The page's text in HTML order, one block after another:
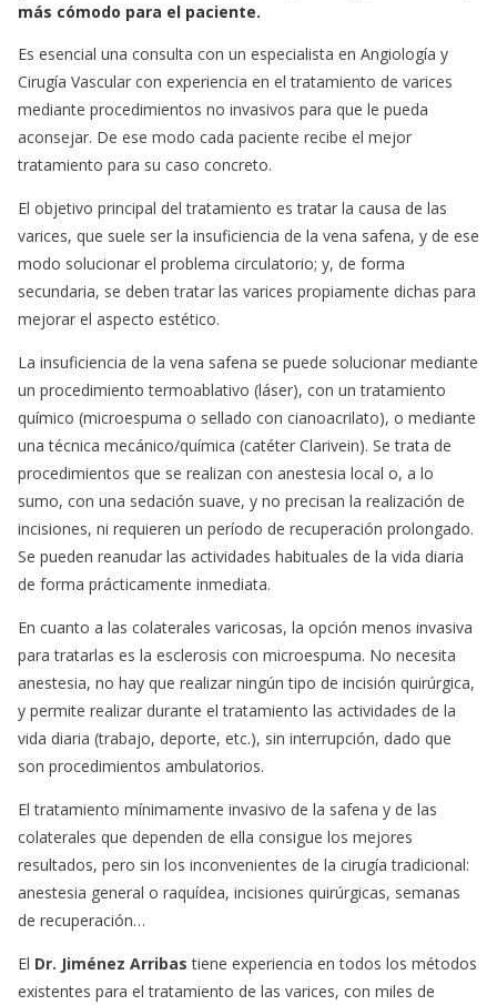
o
k
A
p
p
más cómodo para el paciente.
Es esencial una consulta con un especialista en Angiología y
Cirugía Vascular con experiencia en el tratamiento de varices
mediante procedimientos no invasivos para que le pueda
aconsejar. De ese modo cada paciente recibe el mejor
tratamiento para su caso concreto.
El objetivo principal del tratamiento es tratar la causa de las
varices, que suele ser la insuficiencia de la vena safena, y de ese
modo solucionar el problema circulatorio; y, de forma
secundaria, se deben tratar las varices propiamente dichas para
mejorar el aspecto estético.
La insuficiencia de la vena safena se puede solucionar mediante
un procedimiento termoablativo (láser), con un tratamiento
químico (microespuma o sellado con cianoacrilato), o mediante
una técnica mecánico/química (catéter Clarivein). Se trata de
procedimientos que se realizan con anestesia local o, a lo
sumo, con una sedación suave, y no precisan la realización de
incisiones, ni requieren un período de recuperación prolongado.
Se pueden reanudar las actividades habituales de la vida diaria
de forma prácticamente inmediata.
En cuanto a las colaterales varicosas, la opción menos invasiva
para tratarlas es la esclerosis con microespuma. No necesita
anestesia, no hay que realizar ningún tipo de incisión quirúrgica,
y permite realizar durante el tratamiento las actividades de la
vida diaria (trabajo, deporte, etc.), sin interrupción, dado que
son procedimientos ambulatorios.
El tratamiento mínimamente invasivo de la safena y de las
colaterales que dependen de ella consigue los mejores
resultados, pero sin los inconvenientes de la cirugía tradicional:
anestesia general o raquídea, incisiones quirúrgicas, semanas
de recuperación…
El Dr. Jiménez Arribas tiene experiencia en todos los métodos
existentes para el tratamiento de las varices, con miles de